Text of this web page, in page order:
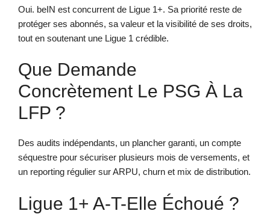
Oui. beIN est concurrent de Ligue 1+. Sa priorité reste de
protéger ses abonnés, sa valeur et la visibilité de ses droits,
tout en soutenant une Ligue 1 crédible.
Que Demande
Concrètement Le PSG À La
LFP ?
Des audits indépendants, un plancher garanti, un compte
séquestre pour sécuriser plusieurs mois de versements, et
un reporting régulier sur ARPU, churn et mix de distribution.
Ligue 1+ A-T-Elle Échoué ?